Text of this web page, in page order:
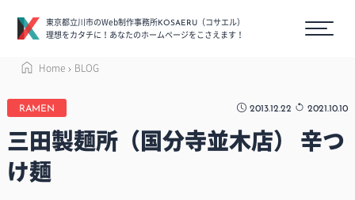
東京都立川市のWeb制作事務所KOSAERU
（コサエル）
理想をカタチに！あなたのホームページをこさえます！
Home BLOG
RAMEN 2013.12.22 2021.10.10
三田製麺所（国分寺並木店） 辛つ
け麺